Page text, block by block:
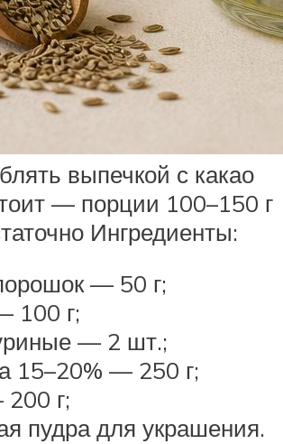
выпечкой с какао
— порции 100–150 г
Ингредиенты:
— 50 г;
100 г;
— 2 шт.;
15–20% — 250 г;
г;
пудра для украшения.